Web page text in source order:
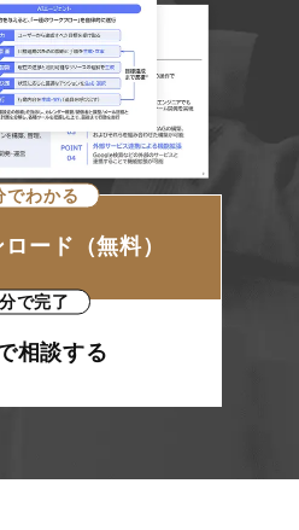
でわかる
ード（無料）
で完了
相談する